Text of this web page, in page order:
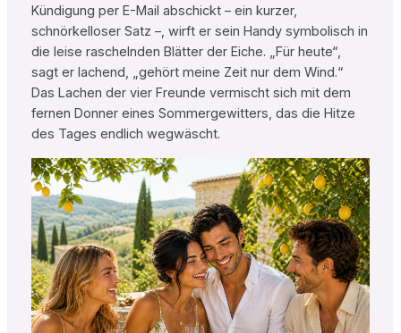
Kündigung per E-Mail abschickt – ein kurzer,
schnörkelloser Satz –, wirft er sein Handy symbolisch in
die leise raschelnden Blätter der Eiche. „Für heute“,
sagt er lachend, „gehört meine Zeit nur dem Wind.“
Das Lachen der vier Freunde vermischt sich mit dem
fernen Donner eines Sommergewitters, das die Hitze
des Tages endlich wegwäscht.